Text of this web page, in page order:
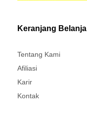
Keranjang Belanja
Tentang Kami
Afiliasi
Karir
Kontak